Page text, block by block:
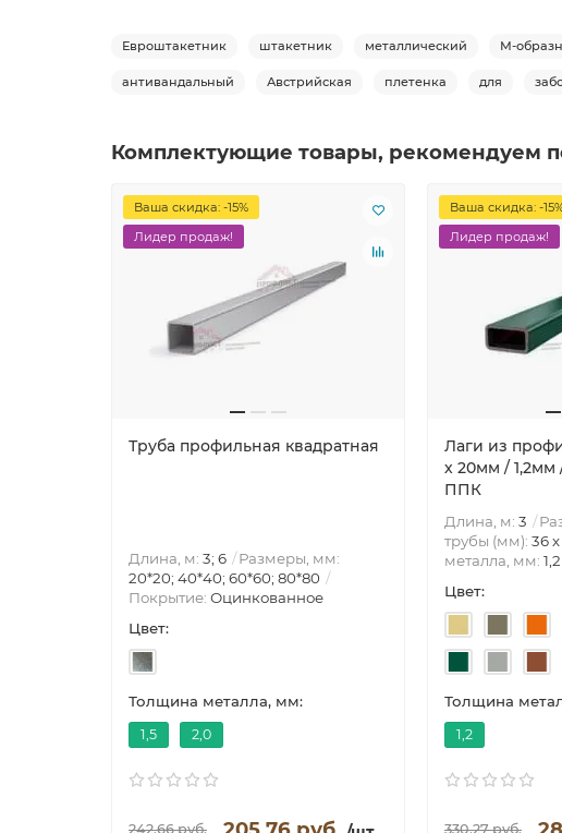
Евроштакетник штакетник металлический М-
антивандальный Австрийская плетенка для
Комплектующие товары, рекомендуем
Ваша скидка: -15%
Лидер продаж!
Труба профильная квадратная
Длина, м: 3; 6
Размеры, мм:
20*20; 40*40; 60*60; 80*80
Покрытие: Оцинкованное
Цвет:
Толщина металла, мм:
1,5 2,0
242.66 руб.
Ваша скидка: -
Лидер продаж!
Лаги из
х 20мм /
ППК
Длина, м: 3
трубы (мм): 36
металла, мм: 1,2
Цвет:
Толщина
1,2
330.27 руб.